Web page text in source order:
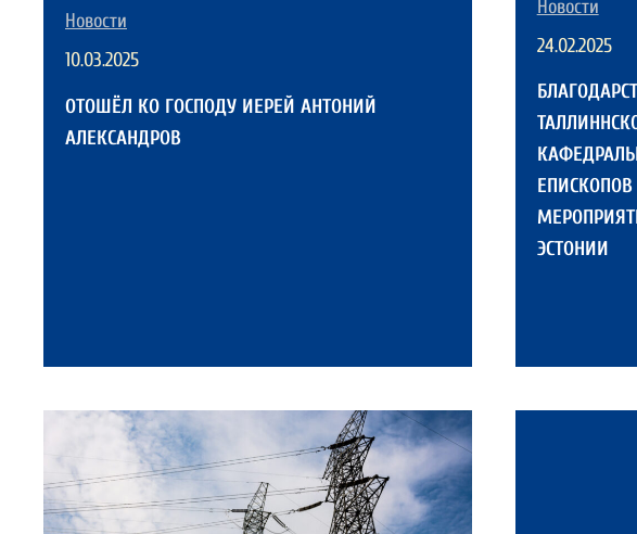
Новости
10.03.2025
ОТОШЁЛ КО ГОСПОДУ ИЕРЕЙ АНТОНИЙ
АЛЕКСАНДРОВ
Новости
24.02.2025
ЭСТОНИИ